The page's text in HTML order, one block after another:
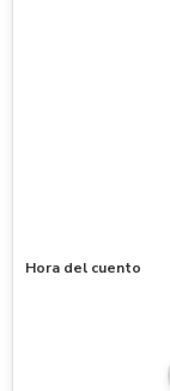
Hora del cuento